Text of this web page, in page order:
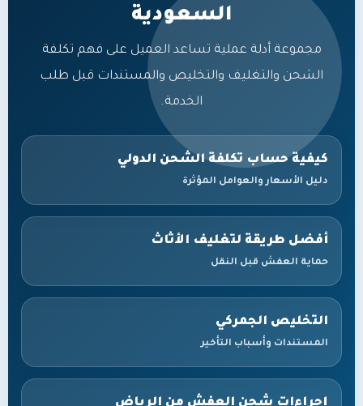
السعودية
مجموعة أدلة عملية تساعد العميل على فهم تكلفة
الشحن والتغليف والتخليص والمستندات قبل طلب
الخدمة.
كيفية حساب تكلفة الشحن الدولي
دليل الأسعار والعوامل المؤثرة
أفضل طريقة لتغليف الأثاث
حماية العفش قبل النقل
التخليص الجمركي
المستندات وأسباب التأخير
إجراءات شحن العفش من الرياض